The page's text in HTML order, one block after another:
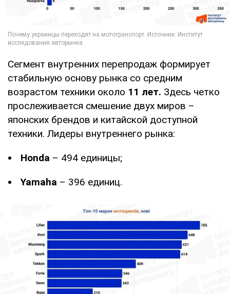
Сегмент внутренних перепродаж формирует
стабильную основу рынка со средним
возрастом техники около 11 лет. Здесь четко
прослеживается смешение двух миров –
японских брендов и китайской доступной
техники. Лидеры внутреннего рынка:
Honda – 494 единицы;
Yamaha – 396 единиц.